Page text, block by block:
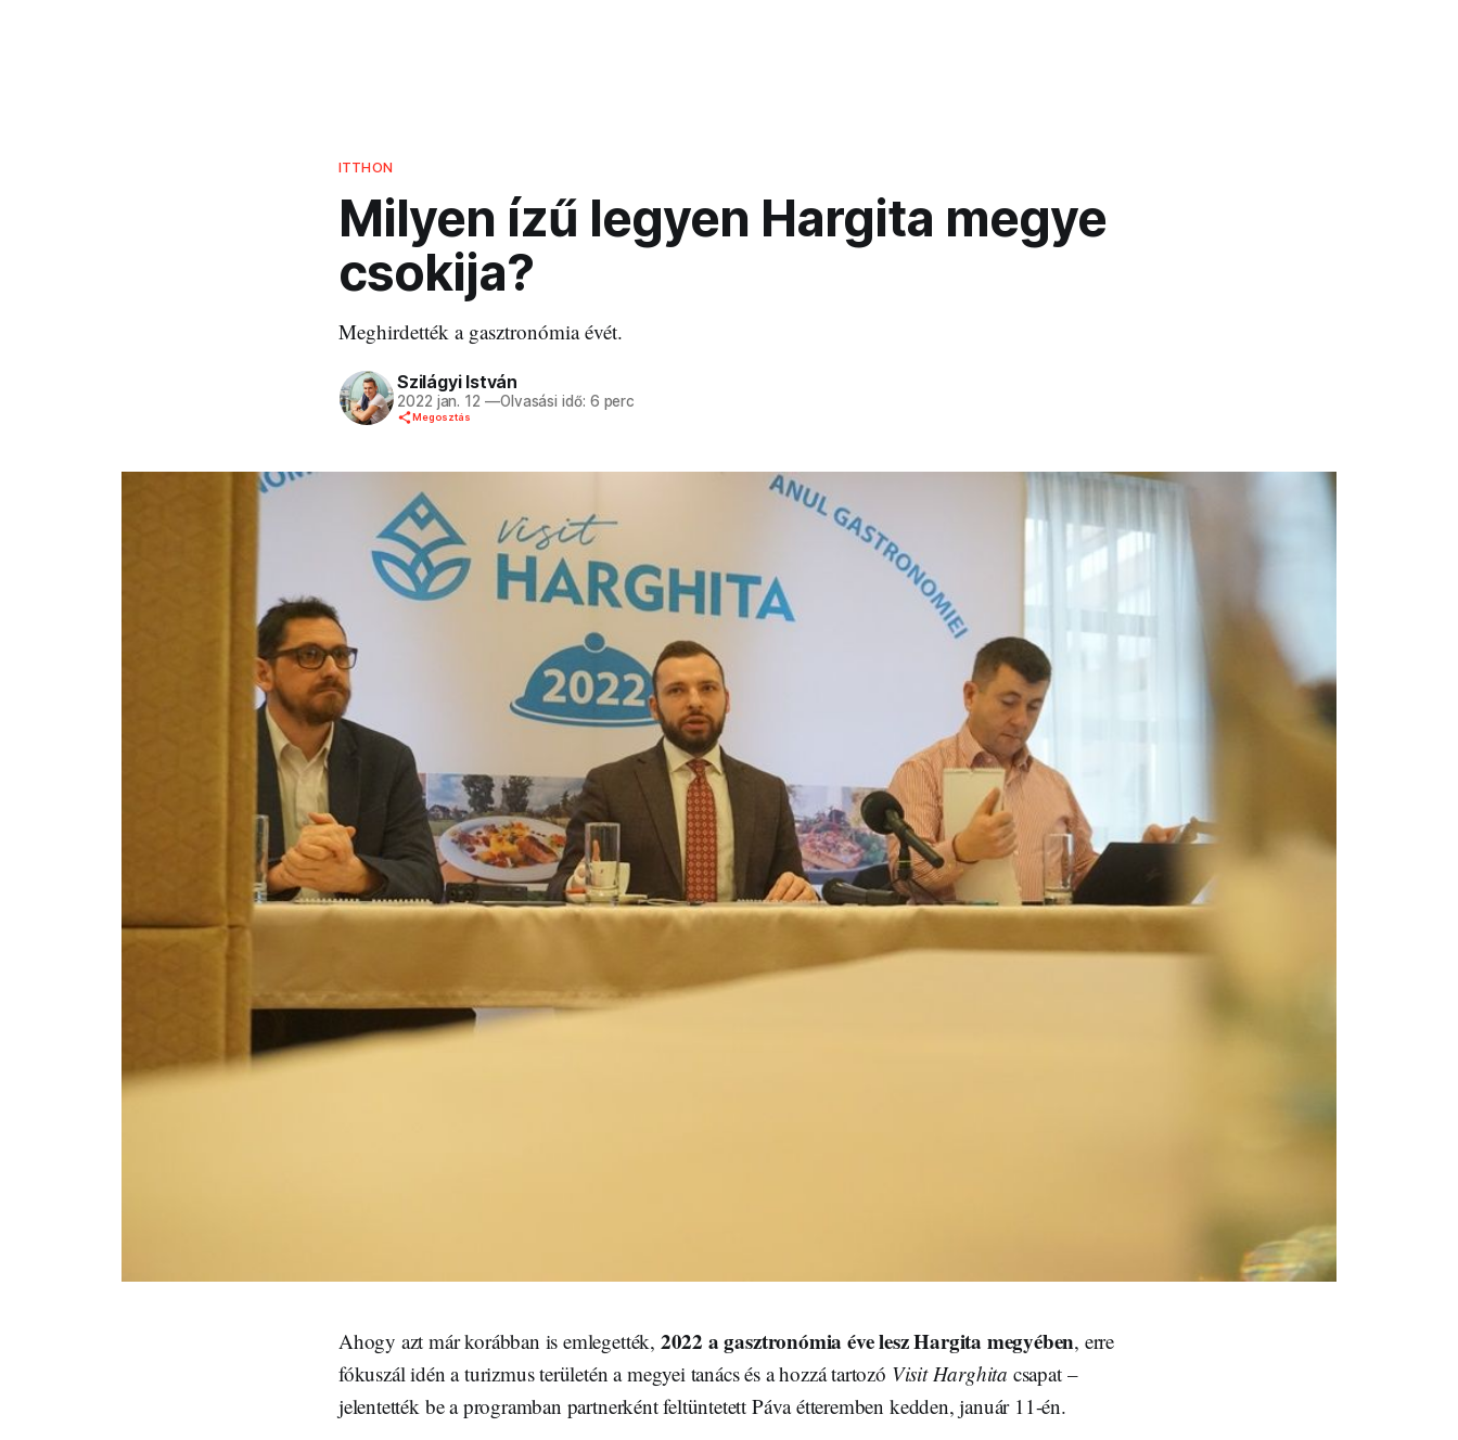
ITTHON
Milyen ízű legyen Hargita megye
csokija?
Meghirdették a gasztronómia évét.
Szilágyi István
2022 jan. 12 —Olvasási idő: 6 perc
Megosztás
Ahogy azt már korábban is emlegették, 2022 a gasztronómia éve lesz Hargita megyében, erre
fókuszál idén a turizmus területén a megyei tanács és a hozzá tartozó Visit Harghita csapat –
jelentették be a programban partnerként feltüntetett Páva étteremben kedden, január 11-én.